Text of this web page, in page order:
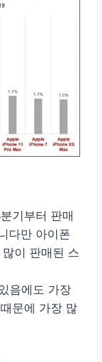
기부터 판매
다만 아이폰
이 판매된 스
음에도 가장
문에 가장 많